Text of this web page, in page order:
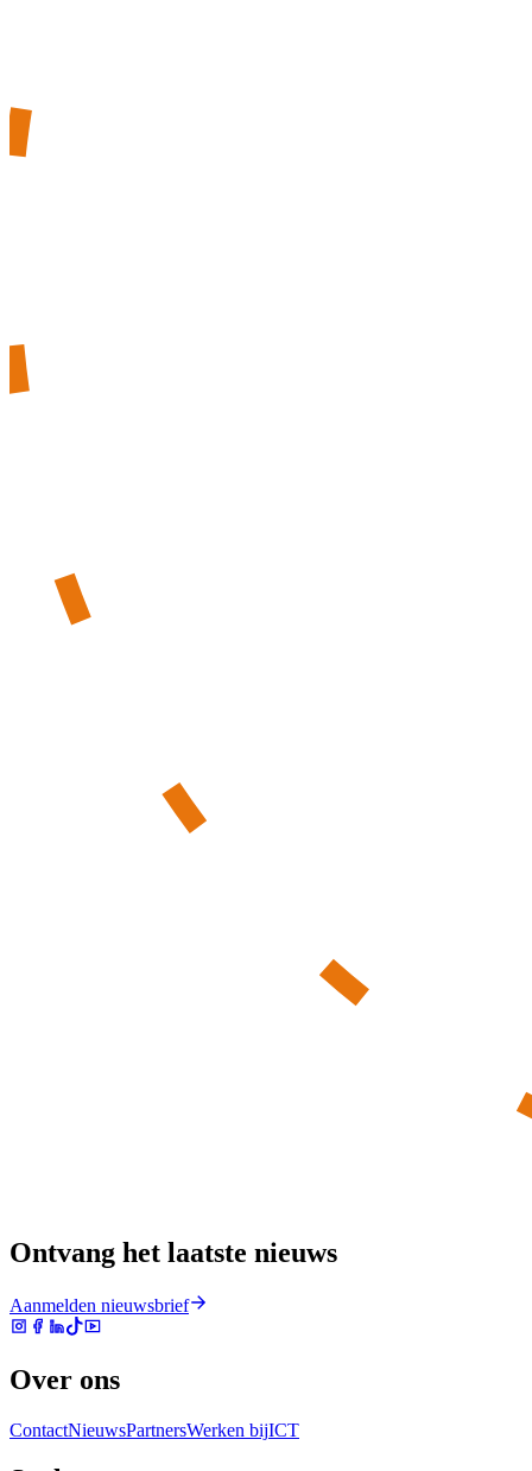
Ontvang het laatste nieuws
Aanmelden nieuwsbrief
Over ons
ContactNieuwsPartnersWerken bijICT